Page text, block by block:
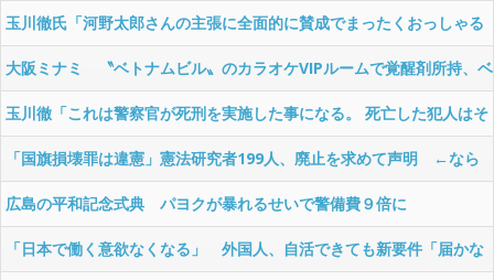
玉川徹氏「河野太郎さんの主張に全面的に賛成でまったくおっしゃる
通りです。消費税減税はやめろ」
大阪ミナミ 〝ベトナムビル〟のカラオケVIPルームで覚醒剤所持、ベ
トナム国籍8人逮捕
玉川徹「これは警察官が死刑を実施した事になる。 死亡した犯人はそ
れほどの罪だったのか？」
「国旗損壊罪は違憲」憲法研究者199人、廃止を求めて声明 ←なら
国旗破損して逮捕されて裁判すれば
広島の平和記念式典 パヨクが暴れるせいで警備費９倍に
「日本で働く意欲なくなる」 外国人、自活できても新要件「届かな